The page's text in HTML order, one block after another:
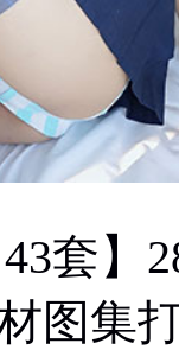
套】
图集